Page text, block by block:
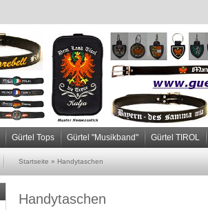
Gürtel Tops Gürtel "Musikband" Gürtel TIROL
Startseite » Handytaschen
Handytaschen